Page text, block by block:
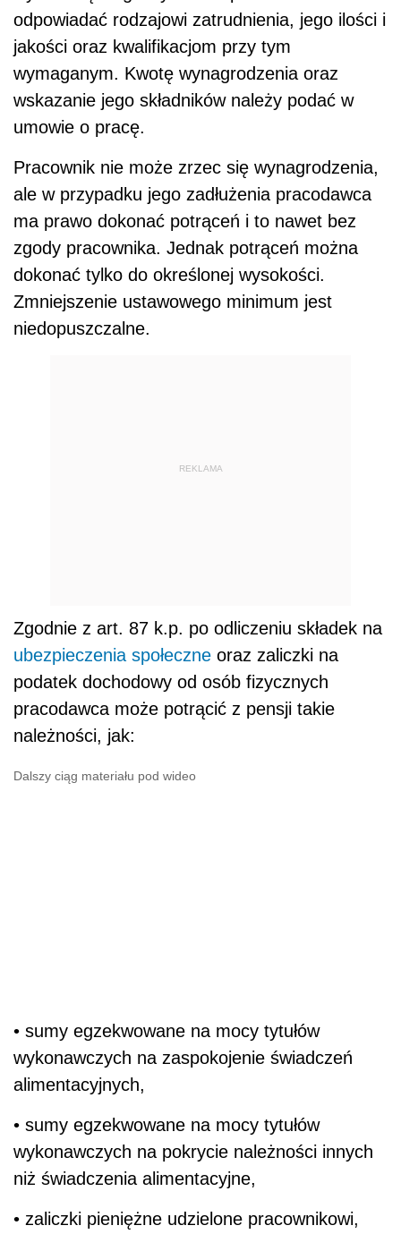
odpowiadać rodzajowi zatrudnienia, jego ilości i
jakości oraz kwalifikacjom przy tym
wymaganym. Kwotę wynagrodzenia oraz
wskazanie jego składników należy podać w
umowie o pracę.
Pracownik nie może zrzec się wynagrodzenia,
ale w przypadku jego zadłużenia pracodawca
ma prawo dokonać potrąceń i to nawet bez
zgody pracownika. Jednak potrąceń można
dokonać tylko do określonej wysokości.
Zmniejszenie ustawowego minimum jest
niedopuszczalne.
REKLAMA
Zgodnie z art. 87 k.p. po odliczeniu składek na
ubezpieczenia społeczne oraz zaliczki na
podatek dochodowy od osób fizycznych
pracodawca może potrącić z pensji takie
należności, jak:
Dalszy ciąg materiału pod wideo
• sumy egzekwowane na mocy tytułów
wykonawczych na zaspokojenie świadczeń
alimentacyjnych,
• sumy egzekwowane na mocy tytułów
wykonawczych na pokrycie należności innych
niż świadczenia alimentacyjne,
• zaliczki pieniężne udzielone pracownikowi,